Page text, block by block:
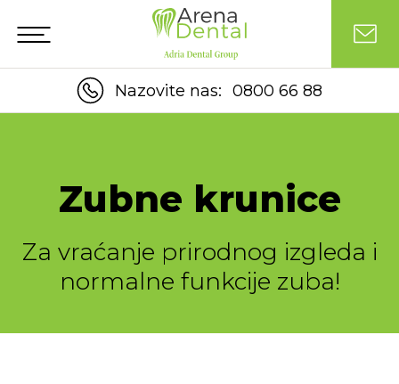
Nazovite nas: 0800 66 88
Zubne krunice
Za vraćanje prirodnog izgleda i
normalne funkcije zuba!